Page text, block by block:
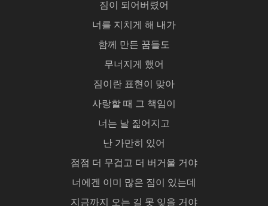
짐이 되어버렸어
너를 지치게 해 내가
함께 만든 꿈들도
무너지게 했어
짐이란 표현이 맞아
사랑할 때 그 책임이
너는 날 짊어지고
난 가만히 있어
점점 더 무겁고 더 버거울 거야
너에겐 이미 많은 짐이 있는데
지금까지 오는 길 못 잊을 거야